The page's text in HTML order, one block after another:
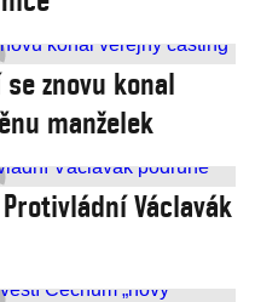
znovu konal
manželek
Václavák